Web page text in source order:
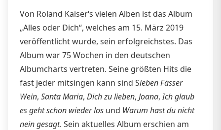
Von Roland Kaiser‘s vielen Alben ist das Album
„Alles oder Dich“, welches am 15. März 2019
veröffentlicht wurde, sein erfolgreichstes. Das
Album war 75 Wochen in den deutschen
Albumcharts vertreten. Seine größten Hits die
fast jeder mitsingen kann sind Sieben Fässer
Wein, Santa Maria, Dich zu lieben, Joana,Ich glaub
es geht schon wieder los und Warum hast du nicht
nein gesagt. Sein aktuelles Album erschien am